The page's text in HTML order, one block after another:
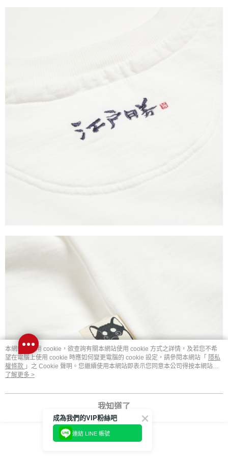
本網站中使用 cookie，欲查詢有關本網站使用 cookie 方式之詳情，及若您不希
望在電腦上使用 cookie 時應如何變更電腦的 cookie 設定，請參閱本網站「 隱私
權條款 」之 Cookie 聲明。您繼續使用本網站即表示您同意本公司得按本網站使
用條款之 Cookie 聲明使用 cookie。
了解更多 >
我知道了
成為我們的VIP粉絲吧
連結 LINE 帳號